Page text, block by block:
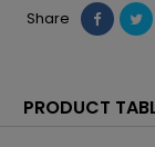
Share
PRODUCT